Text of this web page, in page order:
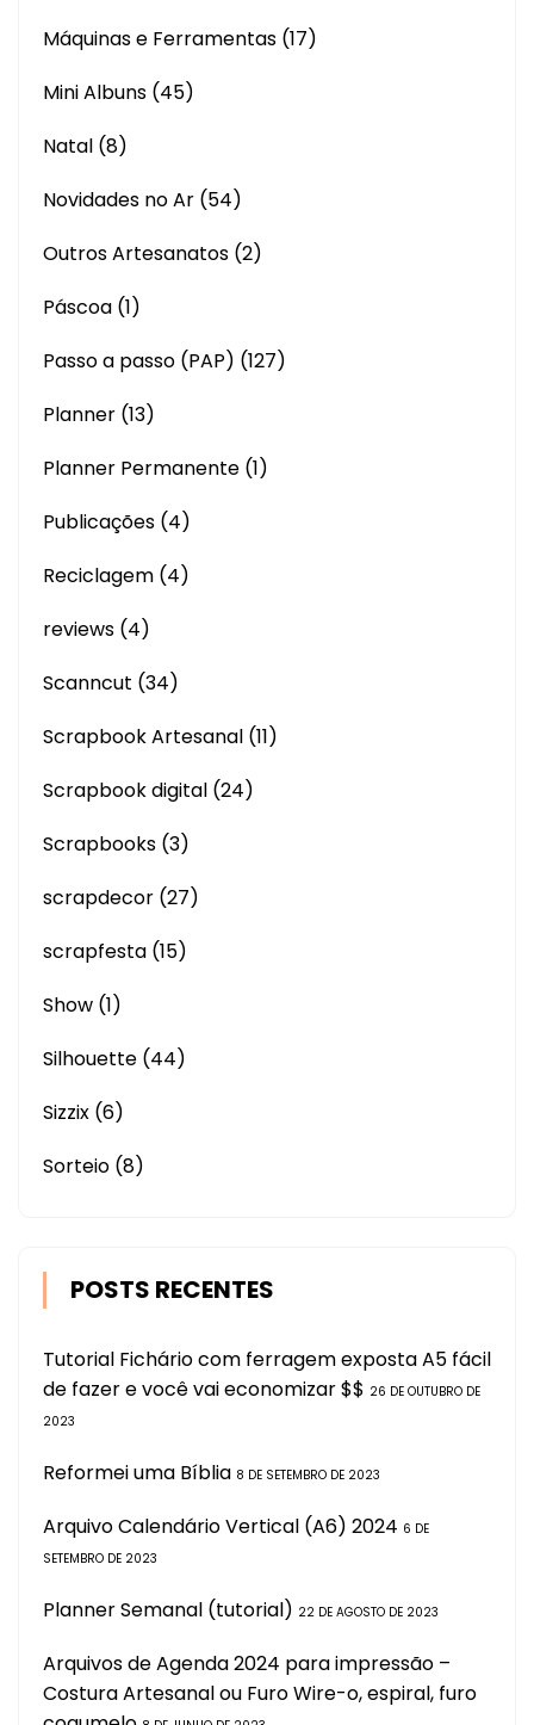
Máquinas e Ferramentas (17)
Mini Albuns (45)
Natal (8)
Novidades no Ar (54)
Outros Artesanatos (2)
Páscoa (1)
Passo a passo (PAP) (127)
Planner (13)
Planner Permanente (1)
Publicações (4)
Reciclagem (4)
reviews (4)
Scanncut (34)
Scrapbook Artesanal (11)
Scrapbook digital (24)
Scrapbooks (3)
scrapdecor (27)
scrapfesta (15)
Show (1)
Silhouette (44)
Sizzix (6)
Sorteio (8)
POSTS RECENTES
Tutorial Fichário com ferragem exposta A5 fácil
de fazer e você vai economizar $$ 26 DE OUTUBRO DE
2023
Reformei uma Bíblia 8 DE SETEMBRO DE 2023
Arquivo Calendário Vertical (A6) 2024 6 DE
SETEMBRO DE 2023
Planner Semanal (tutorial) 22 DE AGOSTO DE 2023
Arquivos de Agenda 2024 para impressão –
Costura Artesanal ou Furo Wire-o, espiral, furo